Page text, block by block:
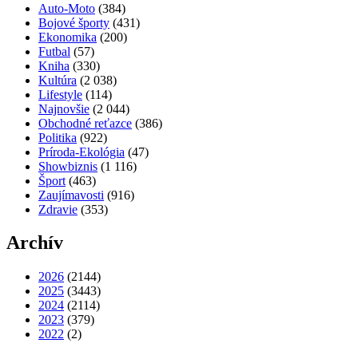
Auto-Moto (384)
Bojové športy (431)
Ekonomika (200)
Futbal (57)
Kniha (330)
Kultúra (2 038)
Lifestyle (114)
Najnovšie (2 044)
Obchodné reťazce (386)
Politika (922)
Príroda-Ekológia (47)
Showbiznis (1 116)
Šport (463)
Zaujímavosti (916)
Zdravie (353)
Archív
2026 (2144)
2025 (3443)
2024 (2114)
2023 (379)
2022 (2)